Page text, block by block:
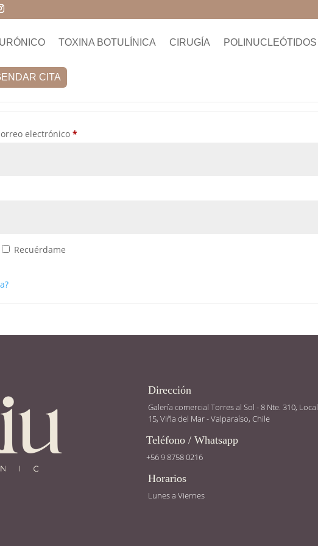
TOXINA BOTULÍNICA CIRUGÍA POLINUCLEÓTIDOS
CITA
electrónico*Obligatorio
Recuérdame
Dirección
Galería comercial Torres al Sol - 8 Nte. 310, Local
15, Viña del Mar - Valparaíso, Chile
Teléfono / Whatsapp
+56 9 8758 0216
Horarios
Lunes a Viernes